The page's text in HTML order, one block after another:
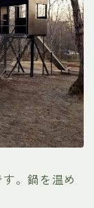
。鍋を温め